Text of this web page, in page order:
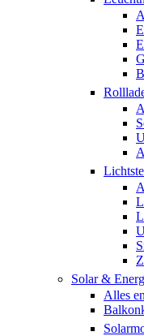
Solar &
Alles